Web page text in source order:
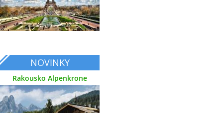
NOVINKY
Rakousko Alpenkrone